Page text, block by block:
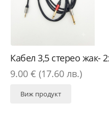
Кабел 3,5 стерео жак-
9.00 € (17.60 лв.)
Виж продукт